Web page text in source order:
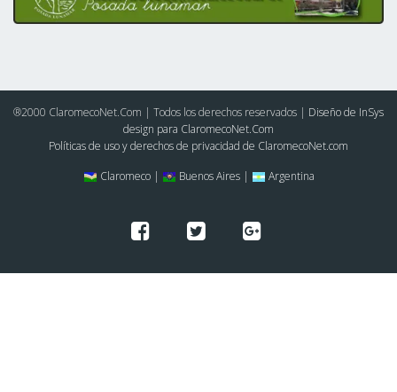
®2000 ClaromecoNet.Com | Todos los derechos reservados | Diseño de InSys
design para ClaromecoNet.Com
Políticas de uso y derechos de privacidad de ClaromecoNet.com
Claromeco |
Buenos Aires | Argentina